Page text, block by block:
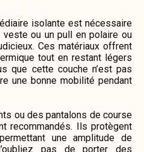
isolante est nécessaire
veste ou un pull en polaire ou
Ces matériaux offrent
tout en restant légers
que cette couche n’est pas
une bonne mobilité pendant
ou des pantalons de course
recommandés. Ils protègent
une amplitude de
pas de porter des